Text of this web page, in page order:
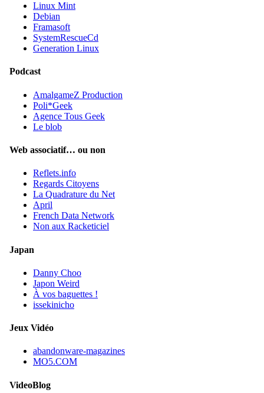
Linux Mint
Debian
Framasoft
SystemRescueCd
Generation Linux
Podcast
AmalgameZ Production
Poli*Geek
Agence Tous Geek
Le blob
Web associatif… ou non
Reflets.info
Regards Citoyens
La Quadrature du Net
April
French Data Network
Non aux Racketiciel
Japan
Danny Choo
Japon Weird
À vos baguettes !
issekinicho
Jeux Vidéo
abandonware-magazines
MO5.COM
VideoBlog